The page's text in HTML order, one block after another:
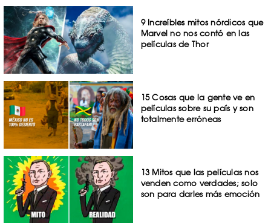
9 Increíbles mitos nórdicos que
Marvel no nos contó en las
películas de Thor
15 Cosas que la gente ve en
películas sobre su país y son
totalmente erróneas
13 Mitos que las películas nos
venden como verdades; solo
son para darles más emoción